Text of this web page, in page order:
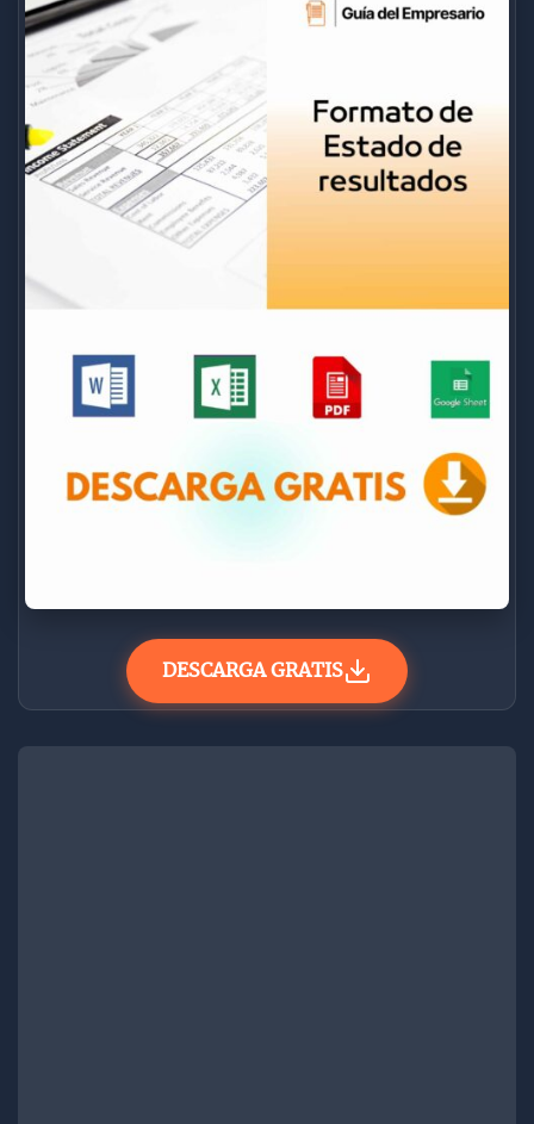
DESCARGA GRATIS